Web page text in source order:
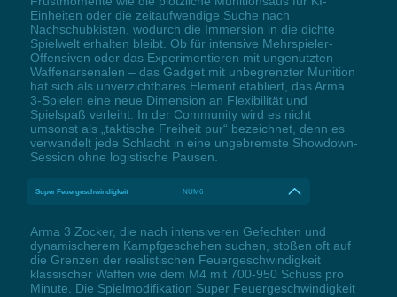
Einheiten oder die zeitaufwendige Suche nach
Nachschubkisten, wodurch die Immersion in die dichte
Spielwelt erhalten bleibt. Ob für intensive Mehrspieler-
Offensiven oder das Experimentieren mit ungenutzten
Waffenarsenalen – das Gadget mit unbegrenzter Munition
hat sich als unverzichtbares Element etabliert, das Arma
3-Spielen eine neue Dimension an Flexibilität und
Spielspaß verleiht. In der Community wird es nicht
umsonst als „taktische Freiheit pur“ bezeichnet, denn es
verwandelt jede Schlacht in eine ungebremste Showdown-
Session ohne logistische Pausen.
Super Feuergeschwindigkeit NUM6
Arma 3 Zocker, die nach intensiveren Gefechten und
dynamischerem Kampfgeschehen suchen, stoßen oft auf
die Grenzen der realistischen Feuergeschwindigkeit
klassischer Waffen wie dem M4 mit 700-950 Schuss pro
Minute. Die Spielmodifikation Super Feuergeschwindigkeit